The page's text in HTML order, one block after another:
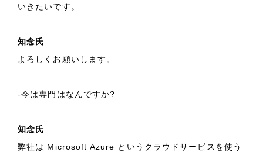
いきたいです。
知念氏
よろしくお願いします。
-今は専門はなんですか?
知念氏
弊社は Microsoft Azure というクラウドサービスを使う